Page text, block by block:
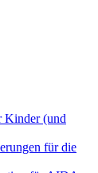
Kinder (und
für die